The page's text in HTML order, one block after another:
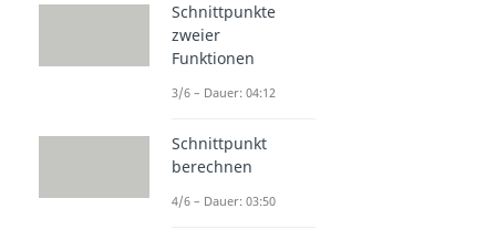
Schnittpunkte
zweier
Funktionen
3/6 – Dauer: 04:12
Schnittpunkt
berechnen
4/6 – Dauer: 03:50